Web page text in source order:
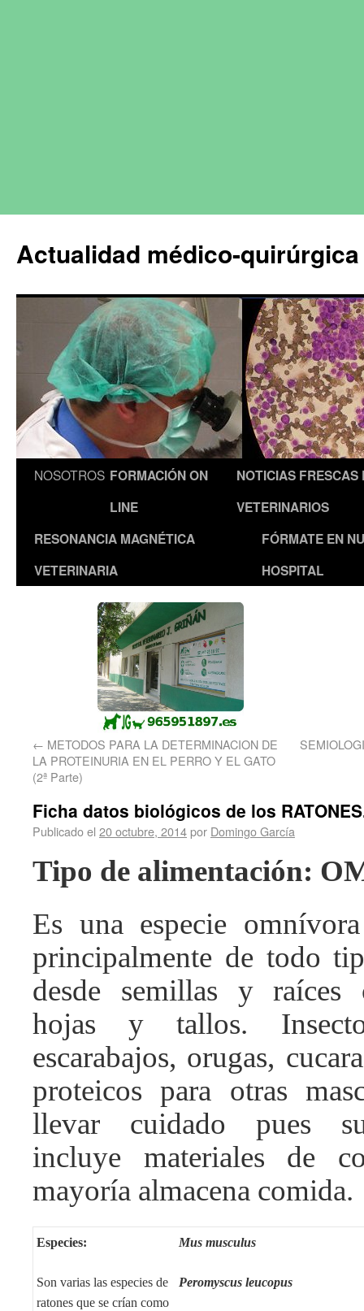
Actualidad médico-
NOSOTROS FORMACIÓN ON
LINE
NOTICIAS FRESCAS
VETERINARIOS
RESONANCIA MAGNÉTICA
VETERINARIA
FÓRMATE EN
HOSPITAL
← METODOS PARA LA DETERMINACION DE
LA PROTEINURIA EN EL PERRO Y EL GATO
(2ª Parte)
Ficha datos biológicos de los
Publicado el 20 octubre, 2014por Domingo García
Tipo de alimentación:
Es una especie
principalmente de todo
desde semillas y raíces
hojas y tallos.
escarabajos, orugas,
proteicos para otras
llevar cuidado pues
incluye materiales de
mayoría almacena comida.
Especies:
Son varias las especies de
ratones que se crían como
Mus musculus
Peromyscus leucopus